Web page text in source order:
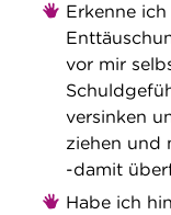
Erkenne
vor mir
versinken
ziehen und
-damit
Habe ich